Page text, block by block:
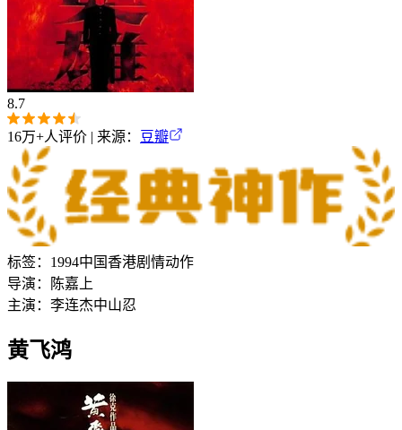
8.7
16万+人评价 | 来源： 豆瓣
标签： 1994中国香港剧情动作
导演：
陈嘉上
主演： 李连杰中山忍
黄飞鸿